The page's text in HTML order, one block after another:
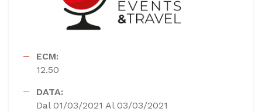
ECM:
12.50
DATA:
Dal 01/03/2021 Al 03/03/2021